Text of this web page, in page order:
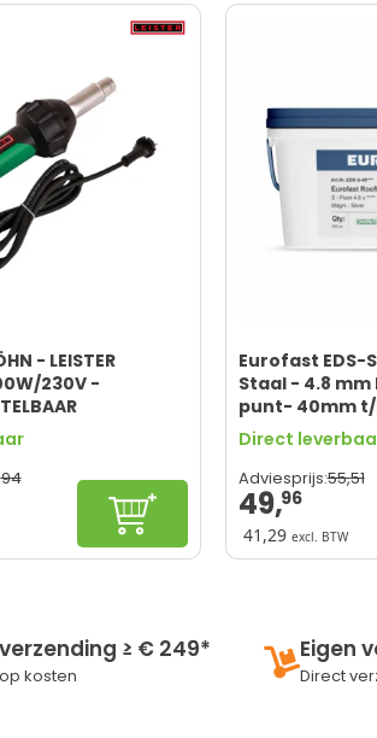
vereist
- LEISTER
230V -
94
In winkelwagen
Eurofast EDS-
Staal - 4.8 mm
punt- 40mm
Direct
Adviesprijs:55,51
49,96
41,29 excl. BTW
Lange
Specifiek
≥ € 249*
kosten
Eigen
Direct